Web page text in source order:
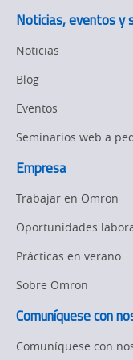
Noticias, eventos y
Noticias
Blog
Eventos
Seminarios web a
Empresa
Trabajar en Omron
Oportunidades
Prácticas en verano
Sobre Omron
Comuníquese con
Comuníquese con